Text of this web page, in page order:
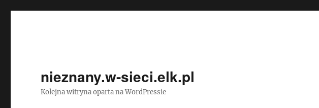
nieznany.w-sieci.elk.pl
Kolejna witryna oparta na WordPressie